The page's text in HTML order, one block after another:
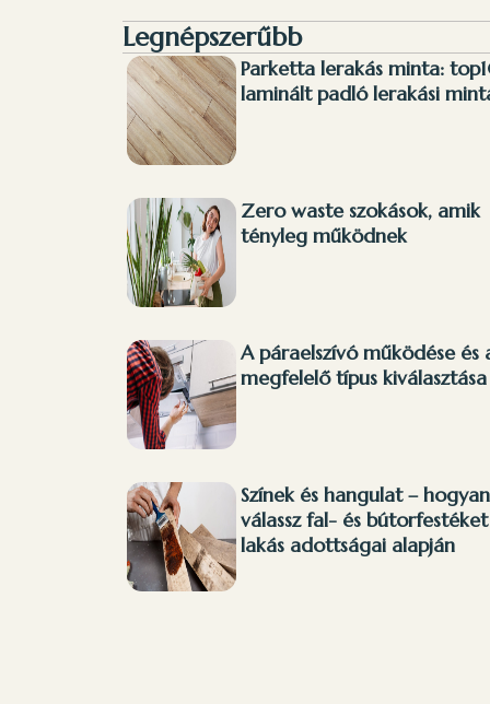
Legnépszerűbb
Parketta lerakás minta:
laminált padló lerakási
Zero waste szokások, amik
tényleg működnek
A páraelszívó működése és
megfelelő típus kiválasztása
Színek és hangulat – hogyan
válassz fal- és
lakás adottságai alapján